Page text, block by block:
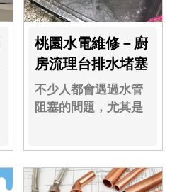
桃園水電維修－廚
房流理台排水堵塞
不少人都會遇過水管
阻塞的問題，尤其是